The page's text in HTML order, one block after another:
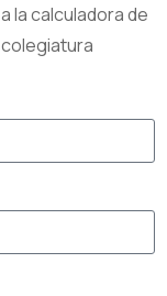
la calculadora de